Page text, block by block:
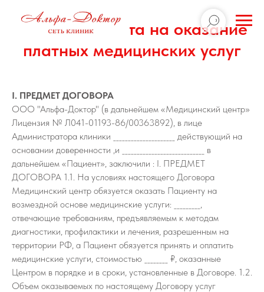
Договор оферта на оказание
платных медицинских услуг
I. ПРЕДМЕТ ДОГОВОРА
ООО "Альфа-Доктор" (в дальнейшем «Медицинский центр»
Лицензия № Л041-01193-86/00363892), в лице
Администратора клиники _____________________ действующий на
основании доверенности ,и ____________________________ в
дальнейшем «Пациент», заключили : I. ПРЕДМЕТ
ДОГОВОРА 1.1. На условиях настоящего Договора
Медицинский центр обязуется оказать Пациенту на
возмездной основе медицинские услуги: _________,
отвечающие требованиям, предъявляемым к методам
диагностики, профилактики и лечения, разрешенным на
территории РФ, а Пациент обязуется принять и оплатить
медицинские услуги, стоимостью ________ ₽, оказанные
Центром в порядке и в сроки, установленные в Договоре. 1.2.
Объем оказываемых по настоящему Договору услуг